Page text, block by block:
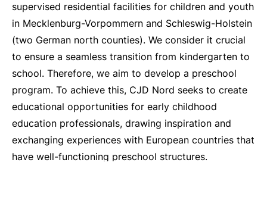
supervised residential facilities for children and youth
in Mecklenburg-Vorpommern and Schleswig-Holstein
(two German north counties). We consider it crucial
to ensure a seamless transition from kindergarten to
school. Therefore, we aim to develop a preschool
program. To achieve this, CJD Nord seeks to create
educational opportunities for early childhood
education professionals, drawing inspiration and
exchanging experiences with European countries that
have well-functioning preschool structures.